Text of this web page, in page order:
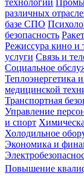
технологии
различных
базе СПО
безопасность
Режиссура кино и
услуги Связь и
Социальное
Теплоэнергетика
медицинской
Транспортная
Управление
и спорт
Холодильное
Экономика и
Повышение